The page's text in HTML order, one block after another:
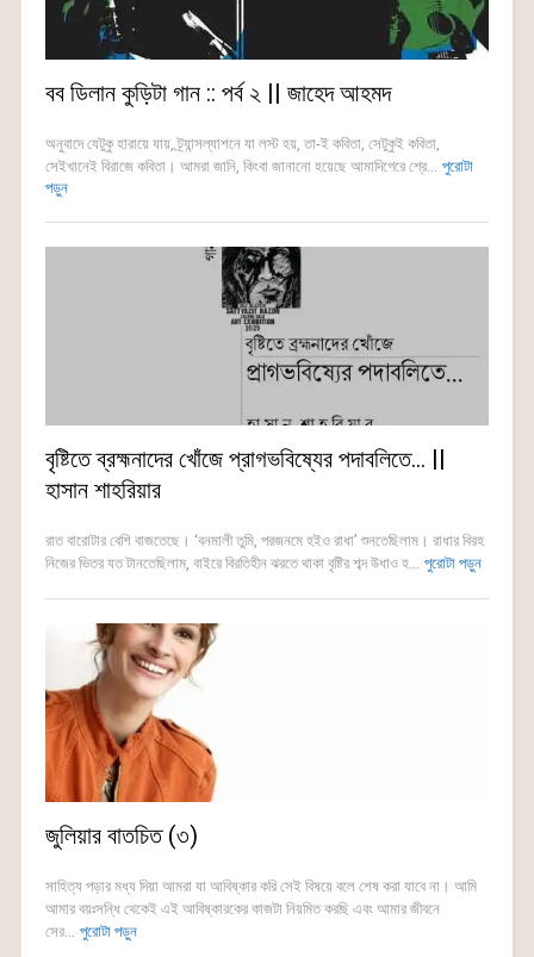
বব ডিলান কুড়িটা গান :: পর্ব ২ || জাহেদ আহমদ
অনুবাদে যেটুকু হারায়ে যায়, ট্র্যান্সল্যাশনে যা লস্ট হয়, তা-ই কবিতা, সেটুকুই কবিতা,
সেইখানেই বিরাজে কবিতা। আমরা জানি, কিংবা জানানো হয়েছে আমাদিগেরে শ্রে... পুরোটা
পড়ুন
বৃষ্টিতে ব্রহ্মনাদের খোঁজে প্রাগভবিষ্যের পদাবলিতে… ||
হাসান শাহরিয়ার
রাত বারোটার বেশি বাজতেছে। ‘বনমালী তুমি, পরজনমে হইও রাধা’ শুনতেছিলাম। রাধার বিরহ
নিজের ভিতর যত টানতেছিলাম, বাইরে বিরতিহীন ঝরতে থাকা বৃষ্টির শব্দ উধাও হ... পুরোটা পড়ুন
জুলিয়ার বাতচিত (৩)
সাহিত্য পড়ার মধ্য দিয়া আমরা যা আবিষ্কার করি সেই বিষয়ে বলে শেষ করা যাবে না। আমি
আমার বয়ঃসন্ধি থেকেই এই আবিষ্কারকের কাজটা নিয়মিত করছি এবং আমার জীবনে
সের... পুরোটা পড়ুন